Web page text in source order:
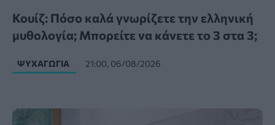
Κουίζ: Πόσο καλά γνωρίζετε την ελληνική
μυθολογία; Μπορείτε να κάνετε το 3 στα 3;
ΨΥΧΑΓΩΓΊΑ 21:00, 06/08/2026